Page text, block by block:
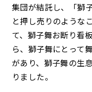
集団が結託し、「獅
と押し売りのような
て、獅子舞お断り看
ら、獅子舞にとって
があり、獅子舞の生
りました。